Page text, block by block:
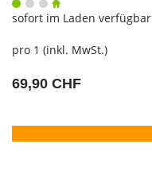
sofort im Laden verfügbar
pro 1 (inkl. MwSt.)
69,90 CHF